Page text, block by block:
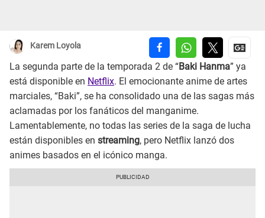
Karem Loyola
La segunda parte de la temporada 2 de “Baki Hanma” ya
está disponible en Netflix. El emocionante anime de artes
marciales, “Baki”, se ha consolidado una de las sagas más
aclamadas por los fanáticos del manganime.
Lamentablemente, no todas las series de la saga de lucha
están disponibles en streaming, pero Netflix lanzó dos
animes basados en el icónico manga.